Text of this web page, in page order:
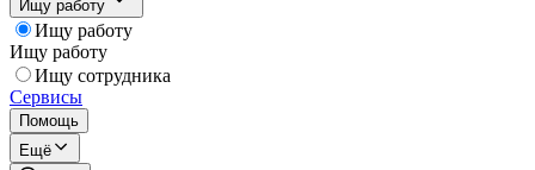
Ищу работу
Ищу работу
Ищу работу
Ищу сотрудника
Сервисы
Помощь
Ещё